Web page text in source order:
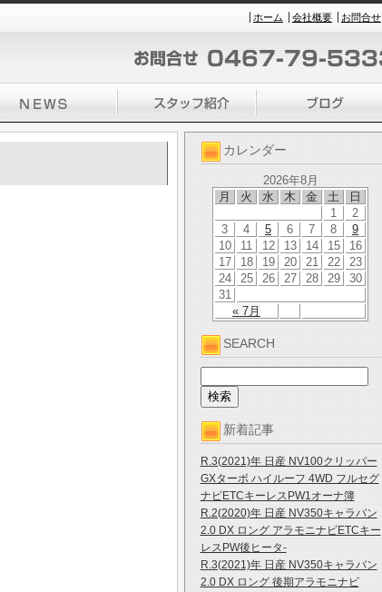
ホーム 会社概要 お問合せ
カレンダー
2026年8月
月
火 水 木 金 土 日
« 7月
1
2
3
4 5 6 7 8
9
10
11 12 13 14 15
16
17
18 19 20 21 22
23
24
25 26 27 28 29
30
31
SEARCH
新着記事
R.3(2021)年 日産 NV100クリッパー
GXターボ ハイルーフ 4WD フルセグ
ナビETCキーレスPW1オーナ簿
R.2(2020)年 日産 NV350キャラバン
2.0 DX ロング アラモニナビETCキー
レスPW後ヒータ-
R.3(2021)年 日産 NV350キャラバン
2.0 DX ロング 後期アラモニナビ